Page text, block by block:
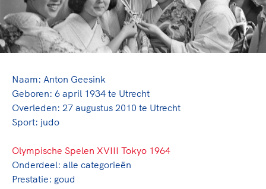
Sportonderzoek
Sportakkoord II
Game Changer
TeamNL kids
Olympische geschiedenis
Nieuwspagina
Columns
Veilige en integere sport
Diversiteit en inclusie
Gezonde sportomgeving
Bekwaam sportkader
Vitale clubs en bestuurlijk kader
Clubacties
Handboek Wet- en Regelgeving
TeamNL Academie Kalender
Kennisaanbod TeamNL Experts
Olympische Spelen LA28
Paralympische Spelen LA28
Topsportbeleid
Naam: Anton Geesink
Geboren: 6 april 1934 te Utrecht
Overleden: 27 augustus 2010 te Utrecht
Sport: judo
Olympische Spelen XVIII Tokyo 1964
Onderdeel: alle categorieën
Prestatie: goud